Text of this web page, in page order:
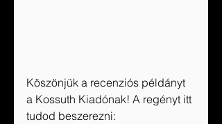
Köszönjük a recenziós példányt
a Kossuth Kiadónak! A regényt itt
tudod beszerezni: